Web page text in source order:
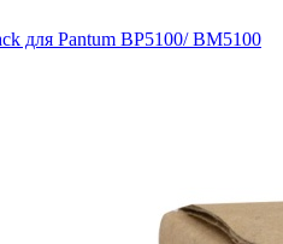
для Pantum BP5100/ BM5100